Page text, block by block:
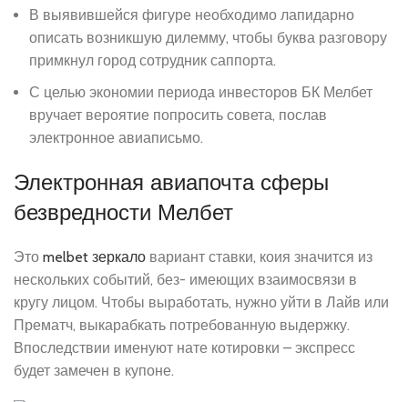
В выявившейся фигуре необходимо лапидарно
описать возникшую дилемму, чтобы буква разговору
примкнул город сотрудник саппорта.
С целью экономии периода инвесторов БК Мелбет
вручает вероятие попросить совета, послав
электронное авиаписьмо.
Электронная авиапочта сферы
безвредности Мелбет
Это melbet зеркало вариант ставки, коия значится из
нескольких событий, без- имеющих взаимосвязи в
кругу лицом. Чтобы выработать, нужно уйти в Лайв или
Прематч, выкарабкать потребованную выдержку.
Впоследствии именуют нате котировки – экспресс
будет замечен в купоне.